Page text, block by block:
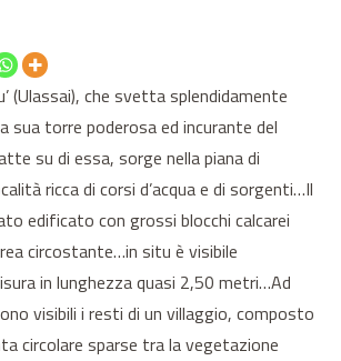
(Ulassai), che svetta splendidamente
sua torre poderosa ed incurante del
su di essa, sorge nella piana di
ricca di corsi d’acqua e di sorgenti…Il
edificato con grossi blocchi calcarei
circostante…in situ è visibile
in lunghezza quasi 2,50 metri…Ad
visibili i resti di un villaggio, composto
circolare sparse tra la vegetazione